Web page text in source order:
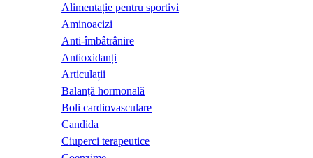
Alimentație pentru sportivi
Aminoacizi
Anti-îmbâtrânire
Antioxidanți
Articulații
Balanță hormonală
Boli cardiovasculare
Candida
Ciuperci terapeutice